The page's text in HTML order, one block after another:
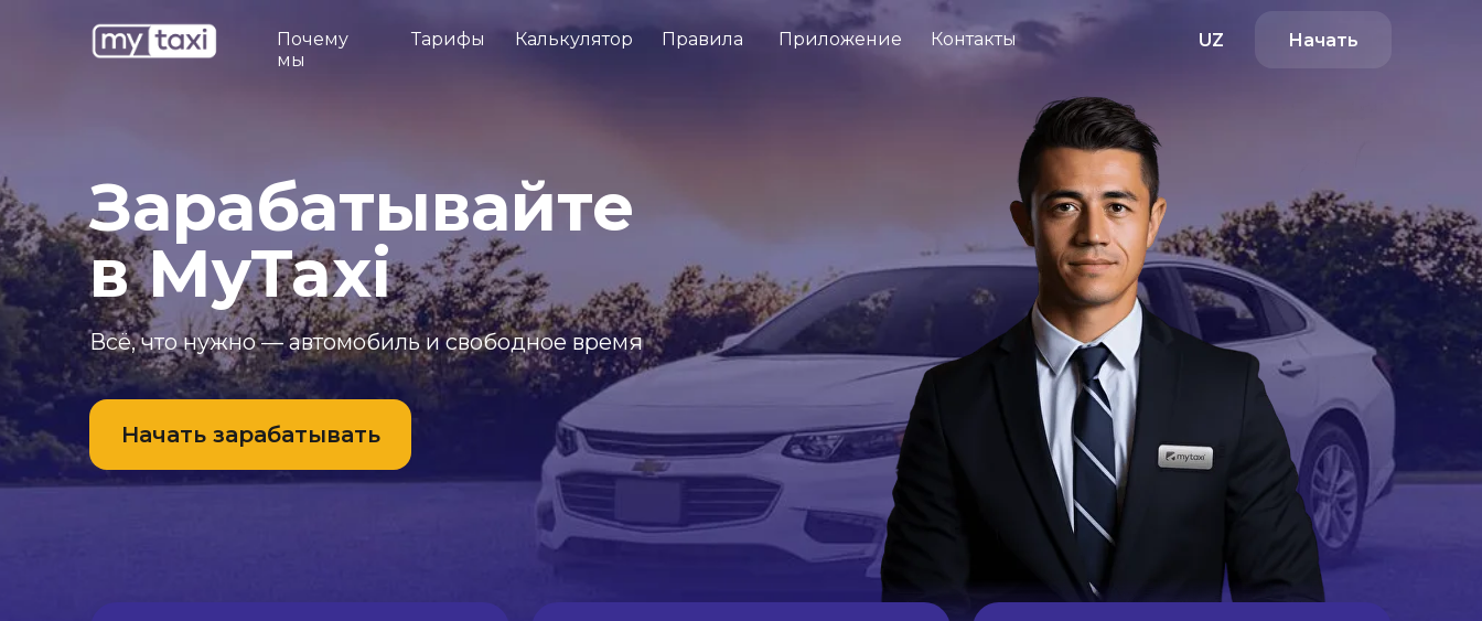
Зарабатывайте
в MyTaxi
Всё, что нужно — автомобиль и свободное время
Почему
мы
Тарифы Калькулятор Контакты Начать
Приложение
Правила
Начать зарабатывать
UZ